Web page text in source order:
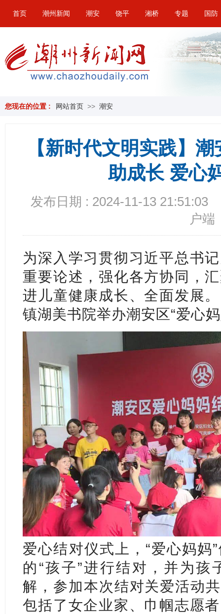
首页 潮州新闻 潮安 饶平 湘桥 专题 国防
您现在的位置 : 网站首页 >> 潮安
【新时代文明实践】
助成长 爱心
发布日期 : 2024-11-13 21:51:03
户端
为深入学习贯彻习近平总书
重要论述，强化各方协同，
进儿童健康成长、全面发展
镇湖美书院举办潮安区“爱心
爱心结对仪式上，“爱心妈妈
的“孩子”进行结对，并为孩
解，参加本次结对关爱活动
包括了女企业家、巾帼志愿